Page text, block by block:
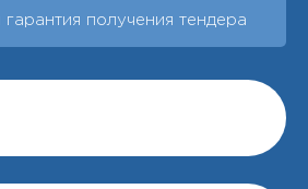
получения тендера